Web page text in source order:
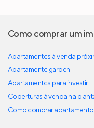
Como comprar um
Apartamentos à venda
Apartamento garden
Apartamentos para investir
Coberturas à venda na
Como comprar apartamento